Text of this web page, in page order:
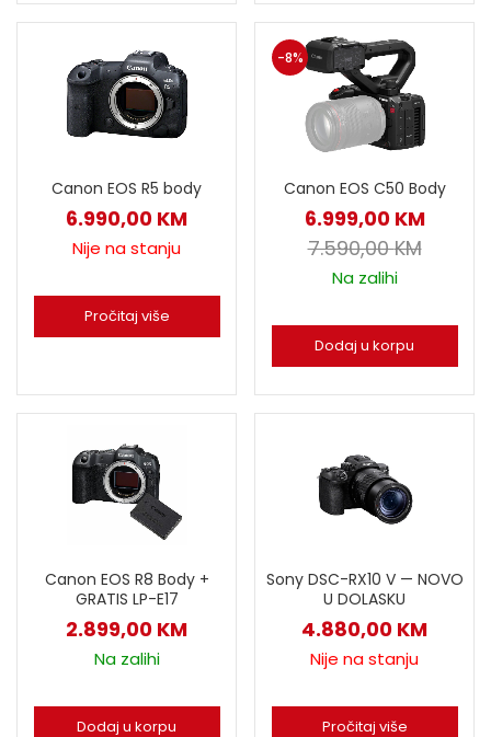
Canon EOS R5 body
6.990,00 KM
Nije na stanju
Pročitaj više
-8%
Canon EOS C50 Body
6.999,00 KM
7.590,00KM
Na zalihi
Dodaj u korpu
Canon EOS R8 Body +
GRATIS LP-E17
2.899,00 KM
Na zalihi
Dodaj u korpu
Sony DSC-RX10 V — NOVO
U DOLASKU
4.880,00 KM
Nije na stanju
Pročitaj više